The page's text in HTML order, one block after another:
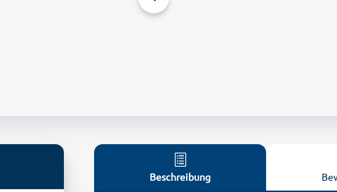
Beschreibung